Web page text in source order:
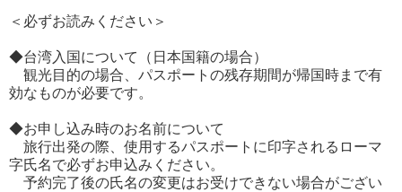
＜必ずお読みください＞
◆台湾入国について（日本国籍の場合）
観光目的の場合、パスポートの残存期間が帰国時まで有
効なものが必要です。
◆お申し込み時のお名前について
旅行出発の際、使用するパスポートに印字されるローマ
字氏名で必ずお申込みください。
予約完了後の氏名の変更はお受けできない場合がござい